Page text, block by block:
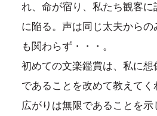
れ、命が宿り、私たち観客
に陥る。声は同じ太夫からの
も関わらず・・・。
初めての文楽鑑賞は、私に
であることを改めて教えて
広がりは無限であることを示